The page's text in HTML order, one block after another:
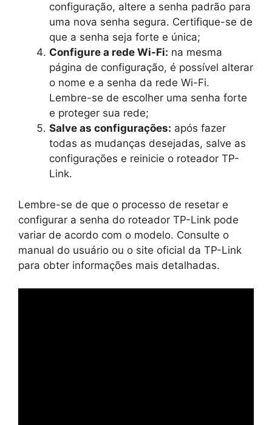
configuração, altere a senha padrão para
uma nova senha segura. Certifique-se de
que a senha seja forte e única;
Configure a rede Wi-Fi: na mesma
página de configuração, é possível alterar
o nome e a senha da rede Wi-Fi.
Lembre-se de escolher uma senha forte
e proteger sua rede;
Salve as configurações: após fazer
todas as mudanças desejadas, salve as
configurações e reinicie o roteador TP-
Link.
Lembre-se de que o processo de resetar e
configurar a senha do roteador TP-Link pode
variar de acordo com o modelo. Consulte o
manual do usuário ou o site oficial da TP-Link
para obter informações mais detalhadas.